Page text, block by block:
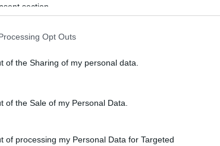
section.
Opt Outs
of the Sharing of my personal data.
of the Sale of my Personal Data.
of processing my Personal Data for Targeted
A KÖZÖSSÉGI MÉDIA NAGYKÖNYVE előadás és
Nemzetközi Könyvfesztiválon április 22-én
TOVÁBB